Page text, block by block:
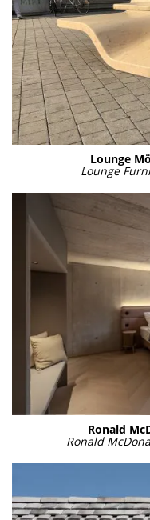
Lounge
Lounge
Ronald
Ronald